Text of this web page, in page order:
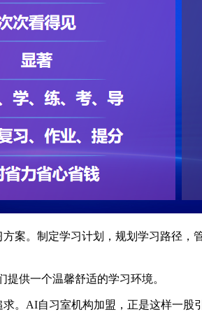
案。制定学习计划，规划学习路径
供一个温馨舒适的学习环境。
AI自习室机构加盟，正是这样一